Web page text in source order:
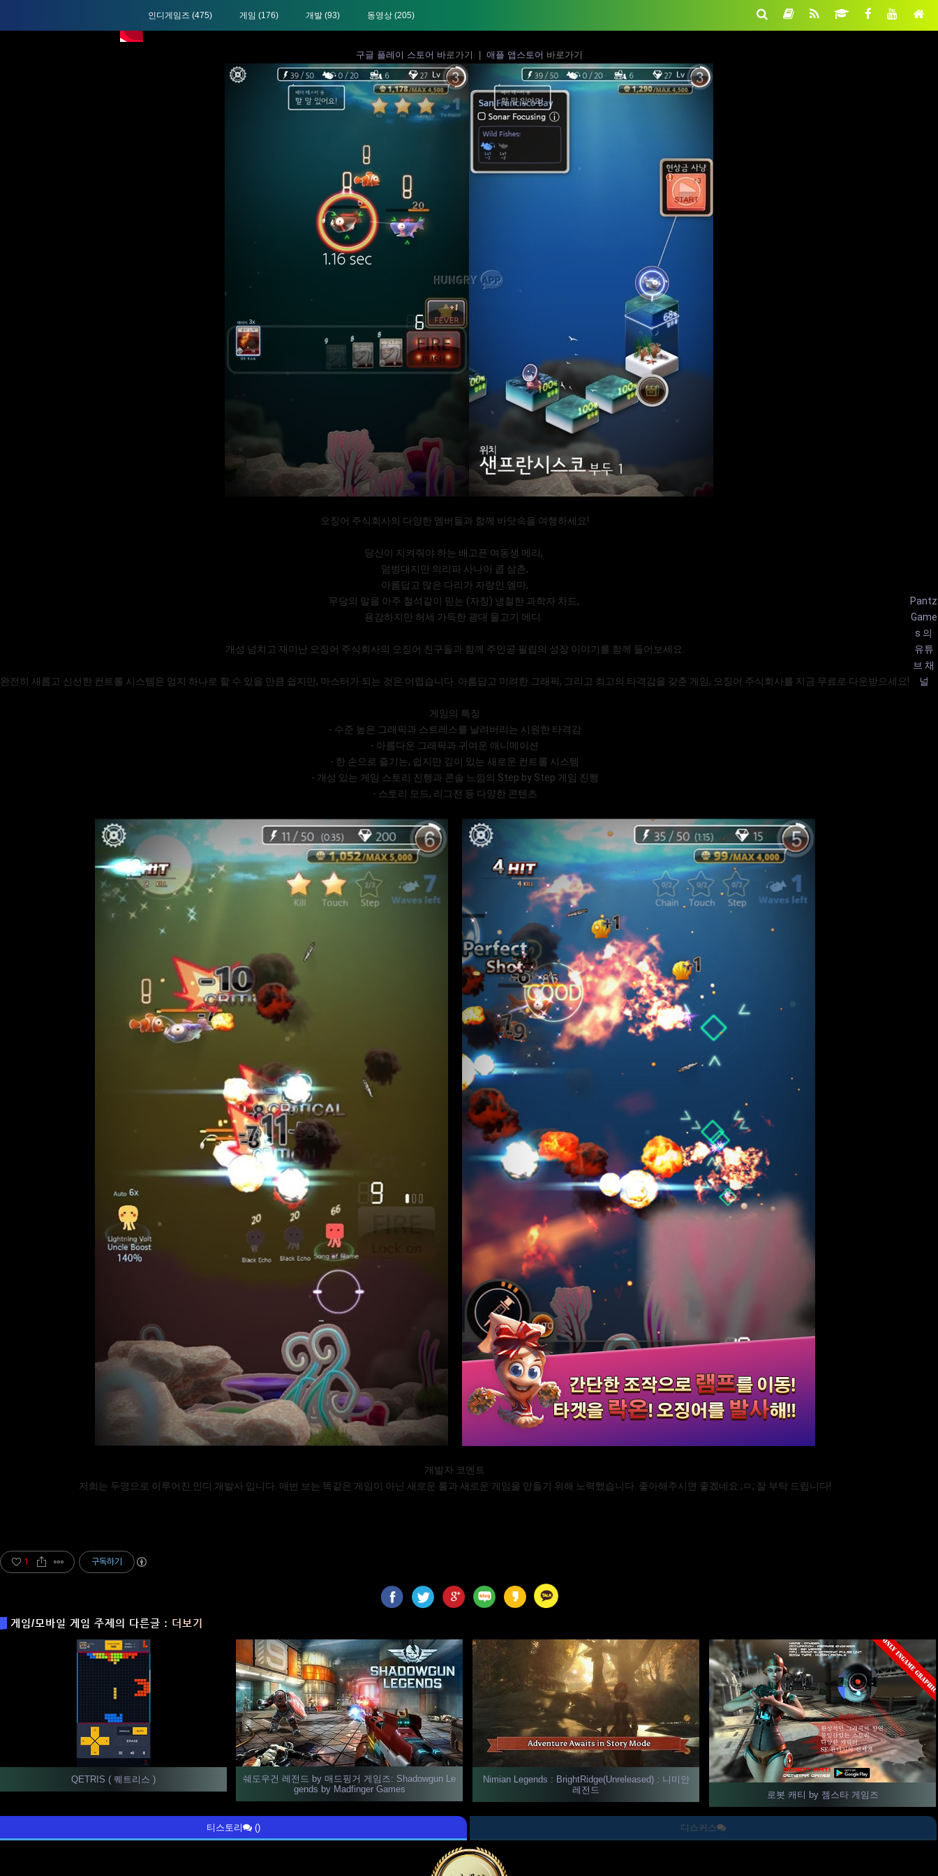
인디게임즈 (475) 게임 (176) 개발 (93) 동영상 (205)
구글 플레이 스토어 바로가기 | 애플 앱스토어 바로가기
오징어 주식회사의 다양한 멤버들과 함께 바닷속을 여행하세요!
당신이 지켜줘야 하는 배고픈 여동생 메리,
덤벙대지만 의리파 사나이 콥 삼촌,
아름답고 많은 다리가 자랑인 엠마,
무당의 말을 아주 철석같이 믿는 (자칭) 냉철한 과학자 차드,
용감하지만 허세 가득한 광대 물고기 에디.
개성 넘치고 재미난 오징어 주식회사의 오징어 친구들과 함께 주인공 필립의 성장 이야기를 함께 들어보세요.
완전히 새롭고 신선한 컨트롤 시스템은 엄지 하나로 할 수 있을 만큼 쉽지만, 마스터가 되는 것은 어렵습니다. 아름답고 미려한 그래픽, 그리고 최고의 타격감을 갖춘 게임, 오징어 주식회사를 지금 무료로 다운받으세요!
게임의 특징
- 수준 높은 그래픽과 스트레스를 날려버리는 시원한 타격감
- 아름다운 그래픽과 귀여운 애니메이션
- 한 손으로 즐기는, 쉽지만 깊이 있는 새로운 컨트롤 시스템
- 개성 있는 게임 스토리 진행과 콘솔 느낌의 Step by Step 게임 진행
- 스토리 모드, 리그전 등 다양한 콘텐츠
개발자 코멘트
저희는 두명으로 이루어진 인디 개발사 입니다. 매번 보는 똑같은 게임이 아닌 새로운 룰과 새로운 게임을 만들기 위해 노력했습니다. 좋아해주시면 좋겠네요 ;ㅁ; 잘 부탁 드립니다!
Pantz
Game
s 의
유튜
브 채
널
1 구독하기
게임/모바일 게임 주제의 다른글 : 더보기
QETRIS ( 퀘트리스 )
쉐도우건 레전드 by 매드핑거 게임즈: Shadowgun Le
gends by Madfinger Games
Nimian Legends : BrightRidge(Unreleased) : 니미안
레전드
로봇 캐티 by 젬스타 게임즈
티스토리 () 디스커스